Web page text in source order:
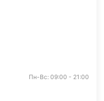
Пн-Вс: 09:00 - 21:00